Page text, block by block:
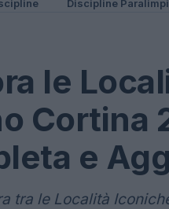
Discipline
le
Cortina
e
tra le Località